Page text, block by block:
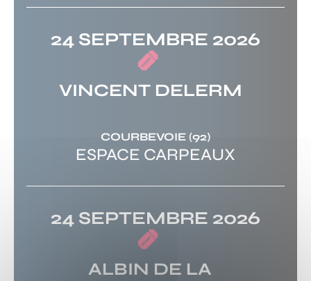
24 SEPTEMBRE 2026
VINCENT DELERM
COURBEVOIE(92)
ESPACE CARPEAUX
24 SEPTEMBRE 2026
ALBIN DE LA